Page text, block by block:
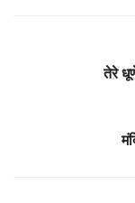
तेरे